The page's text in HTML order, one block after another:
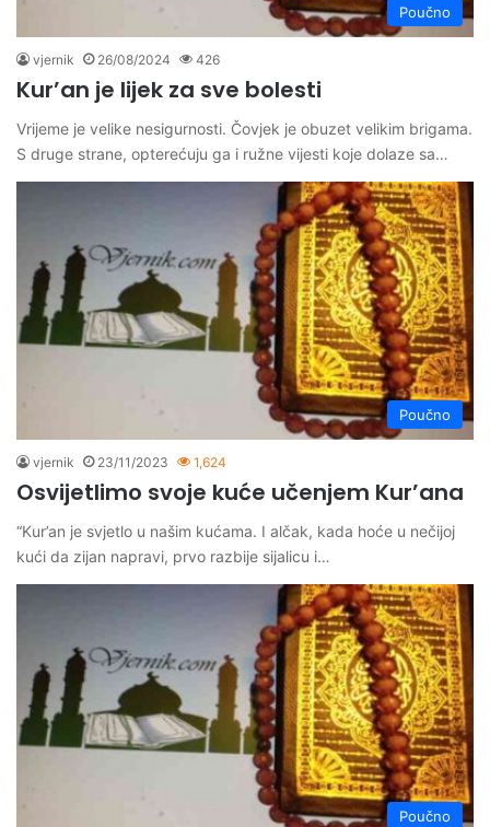
Poučno
vjernik 26/08/2024 426
Kur’an je lijek za sve bolesti
Vrijeme je velike nesigurnosti. Čovjek je obuzet velikim brigama.
S druge strane, opterećuju ga i ružne vijesti koje dolaze sa…
Poučno
vjernik 23/11/2023 1,624
Osvijetlimo svoje kuće učenjem Kur’ana
“Kur’an je svjetlo u našim kućama. I alčak, kada hoće u nečijoj
kući da zijan napravi, prvo razbije sijalicu i…
Poučno